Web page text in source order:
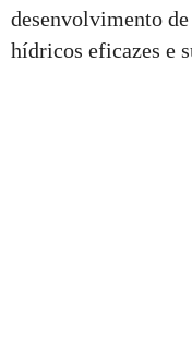
desenvolvimento
hídricos eficazes e